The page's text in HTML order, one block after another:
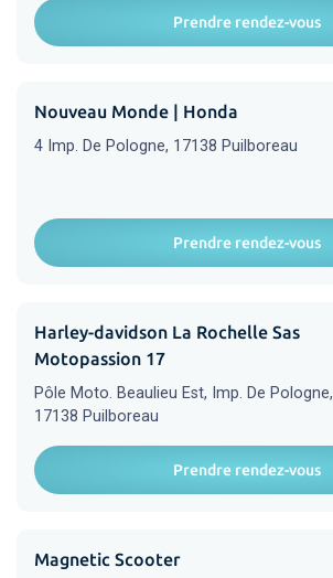
Prendre rendez-vous
Nouveau Monde | Honda
4 Imp. De Pologne, 17138 Puilboreau
Prendre rendez-vous
Harley-davidson La Rochelle Sas
Motopassion 17
Pôle Moto. Beaulieu Est, Imp. De Pologne,
17138 Puilboreau
Prendre rendez-vous
Magnetic Scooter